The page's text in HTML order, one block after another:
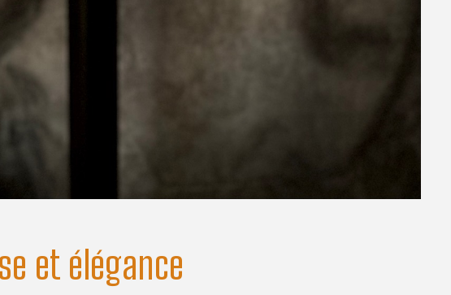
et élégance